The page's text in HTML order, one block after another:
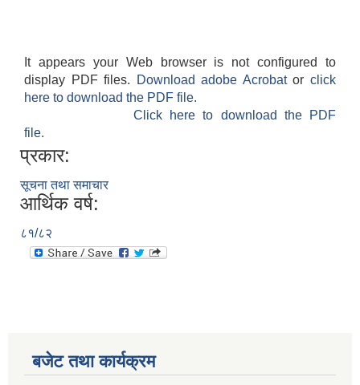
It appears your Web browser is not configured to
display PDF files.
Download adobe Acrobatorclick
here to download the PDF file.
Click here to download the PDF
file.
प्रकार:
सूचना तथा समाचार
आर्थिक वर्ष:
८१/८२
बजेट तथा कार्यक्रम